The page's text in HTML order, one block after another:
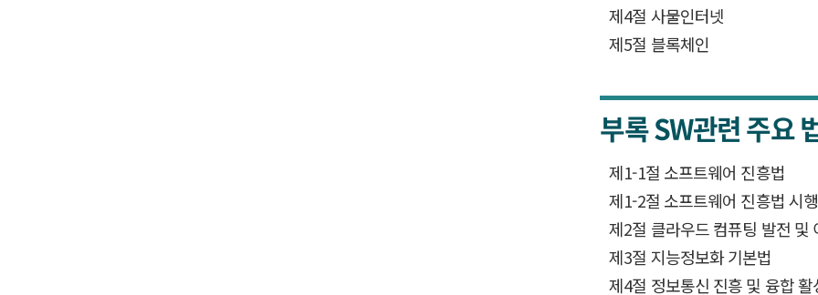
제4절 사물인터넷
제5절 블록체인
부록SW관련 주요
제1-1절 소프트웨어 진흥법
제1-2절 소프트웨어 진흥법 시
제2절 클라우드 컴퓨팅 발전 및
제3절 지능정보화 기본법
제4절 정보통신 진흥 및 융합